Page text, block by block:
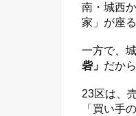
南・城西
家」が座る
一方で、
砦」 だから
23区は、
「買い手